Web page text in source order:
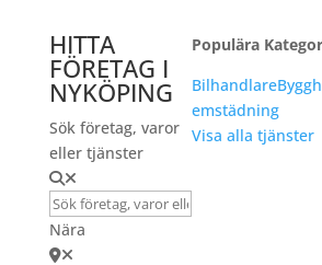
HITTA
FÖRETAG I
NYKÖPING
Sök företag, varor
eller tjänster
Nära
Populära
Bilhandlare
emstädning
Visa alla tjänster